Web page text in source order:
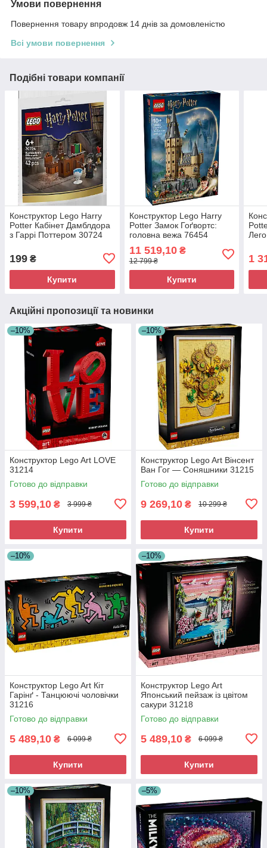
Умови повернення
Повернення товару впродовж 14 днів за домовленістю
Всі умови повернення
Подібні товари компанії
Конструктор Lego Harry
Potter Кабінет Дамблдора
з Гаррі Поттером 30724
199 ₴
Купити
Конструктор Lego Harry
Potter Замок Гоґвортс:
головна вежа 76454
11 519,10₴
12 799 ₴
Купити
1
Акційні пропозиції та новинки
–10%
Конструктор Lego Art LOVE
31214
Готово до відправки
3 599,10 ₴ 3 999 ₴
Купити
–10%
Конструктор Lego Art Вінсент
Ван Гог — Соняшники 31215
Готово до відправки
9 269,10 ₴ 10 299 ₴
Купити
–10%
Конструктор Lego Art Кіт
Гарінґ - Танцюючі чоловічки
31216
Готово до відправки
5 489,10 ₴ 6 099 ₴
Купити
–10%
Конструктор Lego Art
Японський пейзаж із цвітом
сакури 31218
Готово до відправки
5 489,10 ₴ 6 099 ₴
Купити
–10% –5%